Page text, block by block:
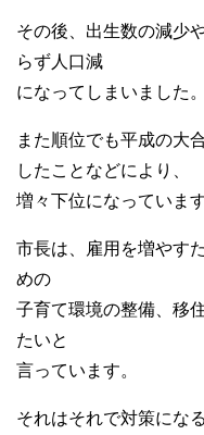
その後、出生数の減少
らず人口減
になってしまいました。
また順位でも平成の大
したことなどにより、
増々下位になっています
市長は、雇用を増やす
めの
子育て環境の整備、移
たいと
言っています。
それはそれで対策にな